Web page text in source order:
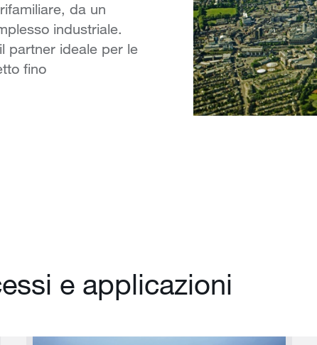
da un
industriale.
partner ideale per le
fino
e applicazioni